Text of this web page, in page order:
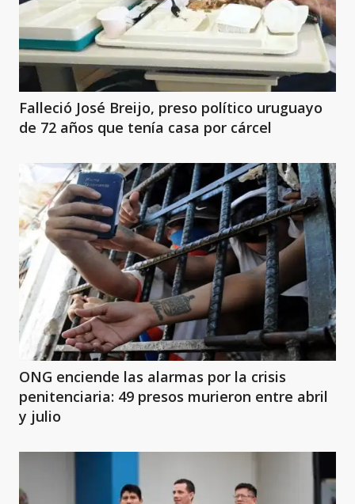
Falleció José Breijo, preso político uruguayo
de 72 años que tenía casa por cárcel
ONG enciende las alarmas por la crisis
penitenciaria: 49 presos murieron entre abril
y julio